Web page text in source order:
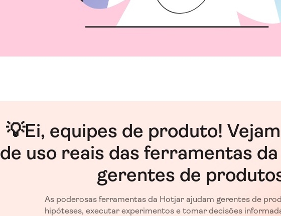
💡Ei, equipes de produto!
de uso reais das ferramentas
gerentes de
As poderosas ferramentas da Hotjar ajudam gerentes de
hipóteses, executar experimentos e tomar decisões